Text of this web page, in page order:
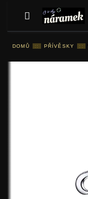
DOMŮ :: PŘÍVĚSKY ::